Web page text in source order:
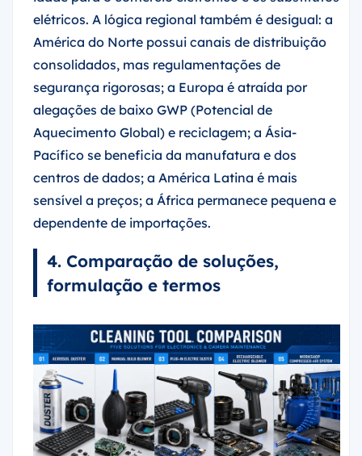
elétricos. A lógica regional também é desigual: a
América do Norte possui canais de distribuição
consolidados, mas regulamentações de
segurança rigorosas; a Europa é atraída por
alegações de baixo GWP (Potencial de
Aquecimento Global) e reciclagem; a Ásia-
Pacífico se beneficia da manufatura e dos
sensível a preços; a África permanece pequena e
dependente de importações.
4. Comparação de soluções,
formulação e termos